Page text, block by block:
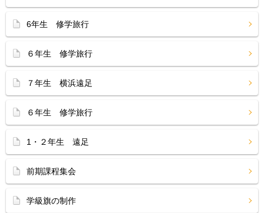
6年生 修学旅行
６年生 修学旅行
７年生 横浜遠足
６年生 修学旅行
1・２年生 遠足
前期課程集会
学級旗の制作